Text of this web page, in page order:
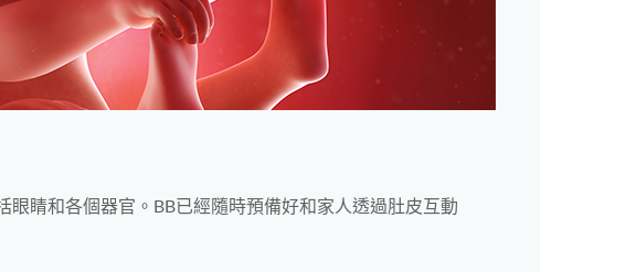
睛和各個器官。BB已經隨時預備好和家人透過肚皮互動